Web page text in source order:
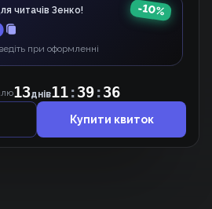
читачів Зенко!
при оформленні
-10%
13днів11:39:36
Купити квиток